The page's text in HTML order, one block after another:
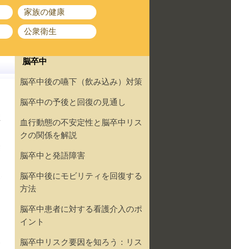
家族の健康
公衆衛生
脳卒中
脳卒中後の嚥下（飲み込み）対策
脳卒中の予後と回復の見通し
血行動態の不安定性と脳卒中リス
クの関係を解説
脳卒中と発語障害
脳卒中後にモビリティを回復する
方法
脳卒中患者に対する看護介入のポ
イント
脳卒中リスク要因を知ろう：リス